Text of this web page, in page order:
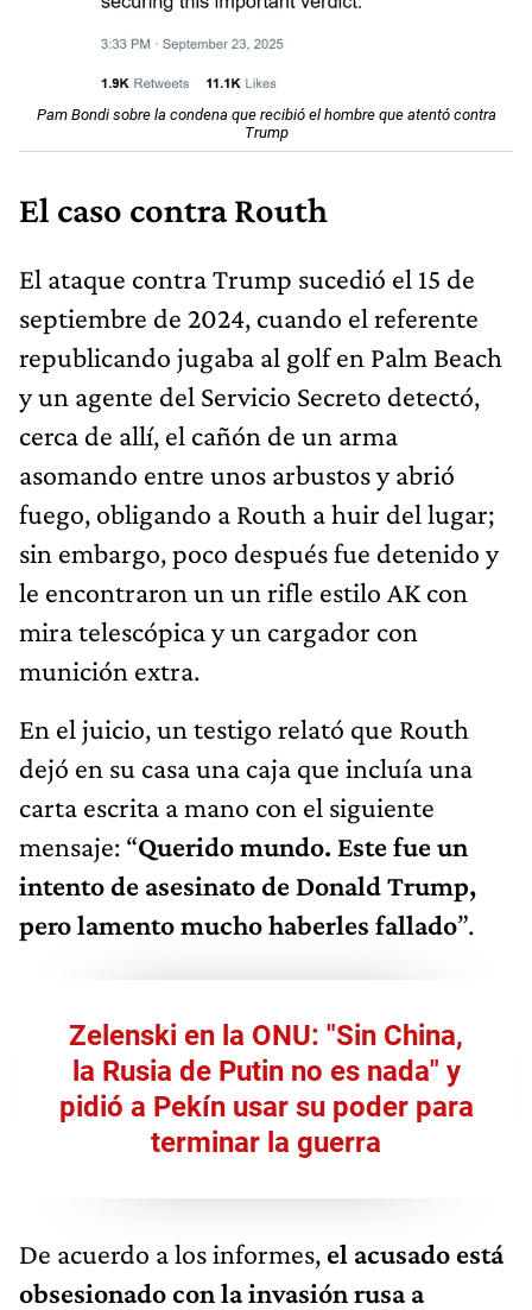
Pam Bondi sobre la condena que recibió el hombre que atentó contra
Trump
El caso contra Routh
El ataque contra Trump sucedió el 15 de
septiembre de 2024, cuando el referente
republicando jugaba al golf en Palm Beach
y un agente del Servicio Secreto detectó,
cerca de allí, el cañón de un arma
asomando entre unos arbustos y abrió
fuego, obligando a Routh a huir del lugar;
sin embargo, poco después fue detenido y
le encontraron un un rifle estilo AK con
mira telescópica y un cargador con
munición extra.
En el juicio, un testigo relató que Routh
dejó en su casa una caja que incluía una
carta escrita a mano con el siguiente
mensaje: “Querido mundo. Este fue un
intento de asesinato de Donald Trump,
pero lamento mucho haberles fallado”.
Zelenski en la ONU: "Sin China,
la Rusia de Putin no es nada" y
pidió a Pekín usar su poder para
terminar la guerra
De acuerdo a los informes, el acusado está
obsesionado con la invasión rusa a